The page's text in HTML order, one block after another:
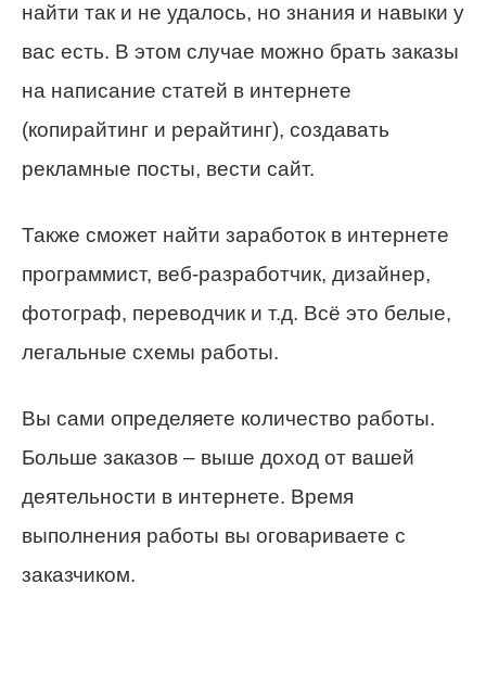
найти так и не удалось, но знания и навыки у
вас есть. В этом случае можно брать заказы
на написание статей в интернете
(копирайтинг и рерайтинг), создавать
рекламные посты, вести сайт.
Также сможет найти заработок в интернете
программист, веб-разработчик, дизайнер,
фотограф, переводчик и т.д. Всё это белые,
легальные схемы работы.
Вы сами определяете количество работы.
Больше заказов – выше доход от вашей
деятельности в интернете. Время
выполнения работы вы оговариваете с
заказчиком.